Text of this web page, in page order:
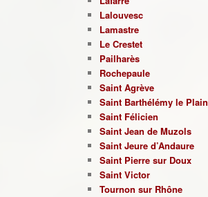
Lalouvesc
Lamastre
Le Crestet
Pailharès
Rochepaule
Saint Agrève
Saint Barthélémy le Plain
Saint Félicien
Saint Jean de Muzols
Saint Jeure d’Andaure
Saint Pierre sur Doux
Saint Victor
Tournon sur Rhône